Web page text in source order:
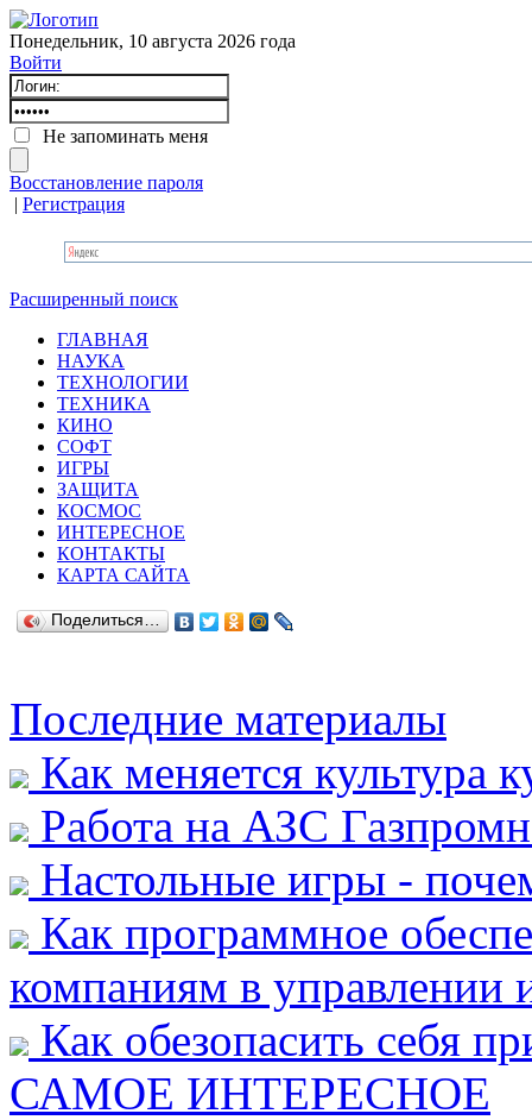
Понедельник, 10 августа 2026 года
Войти
Не запоминать меня
Восстановление пароля
| Регистрация
Расширенный поиск
ГЛАВНАЯ
НАУКА
ТЕХНОЛОГИИ
ТЕХНИКА
КИНО
СОФТ
ИГРЫ
ЗАЩИТА
КОСМОС
ИНТЕРЕСНОЕ
КОНТАКТЫ
КАРТА САЙТА
Поделиться…
Последние материалы
Как меняется культура
Работа на АЗС
Настольные игры -
Как программное
компаниям в управлении
Как обезопасить себя
САМОЕ ИНТЕРЕСНОЕ